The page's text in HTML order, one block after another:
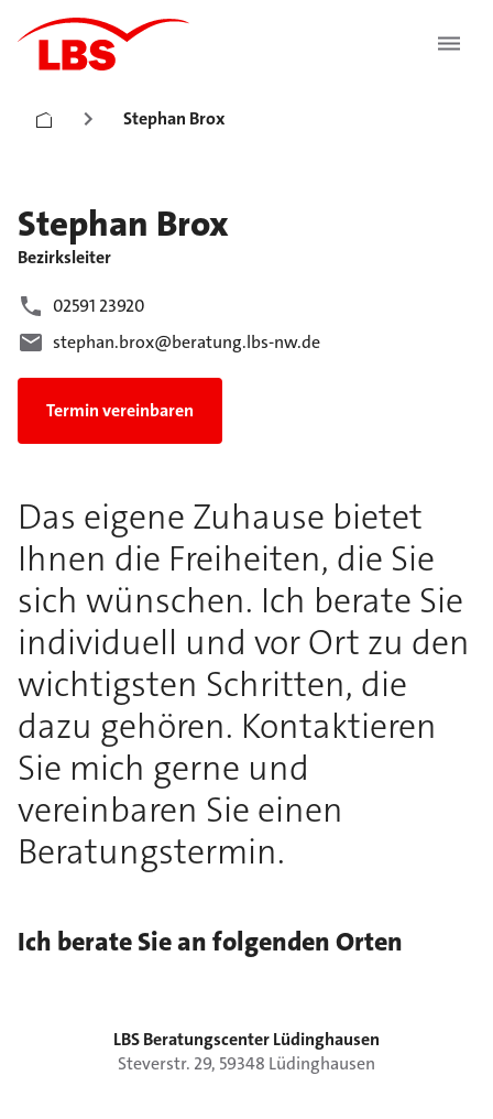
Stephan Brox
Stephan Brox
Bezirksleiter
02591 23920
stephan.brox@beratung.lbs-nw.de
Termin vereinbaren
Das eigene Zuhause bietet
Ihnen die Freiheiten, die Sie
sich wünschen. Ich berate Sie
individuell und vor Ort zu den
wichtigsten Schritten, die
dazu gehören. Kontaktieren
Sie mich gerne und
vereinbaren Sie einen
Beratungstermin.
Ich berate Sie an folgenden Orten
LBS Beratungscenter Lüdinghausen
Steverstr. 29, 59348 Lüdinghausen